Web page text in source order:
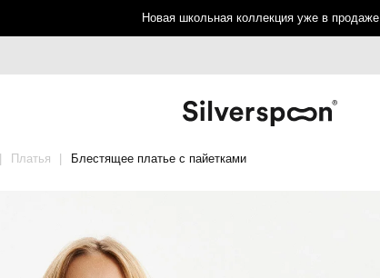
Новая школьная коллекция уже в продаже
Платья Блестящее платье с пайетками